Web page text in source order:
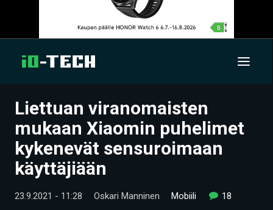
UUTISET
ARTIKKELIT
VIDEOT
TECHBBS
Liettuan viranomaisten
mukaan Xiaomin puhelimet
kykenevät sensuroimaan
käyttäjiään
23.9.2021 - 11:28 Oskari Manninen Mobiili 18